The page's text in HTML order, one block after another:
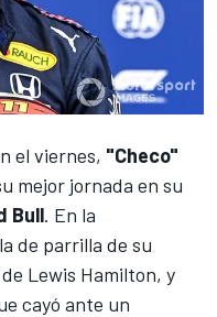
el viernes, "Checo"
mejor jornada en su
Bull. En la
de parrilla de su
Lewis Hamilton, y
cayó ante un